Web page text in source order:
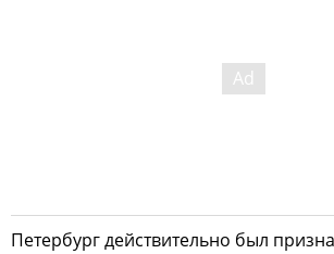
Петербург действительно был